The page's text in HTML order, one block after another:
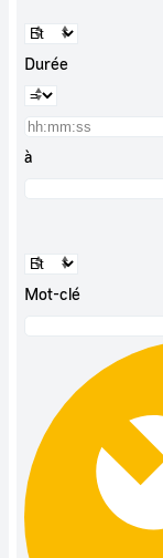
Durée
à
Mot-clé